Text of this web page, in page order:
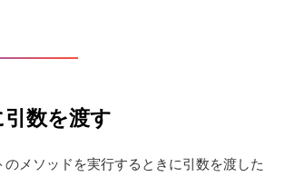
数を渡す
メソッドを実行するときに引数を渡した